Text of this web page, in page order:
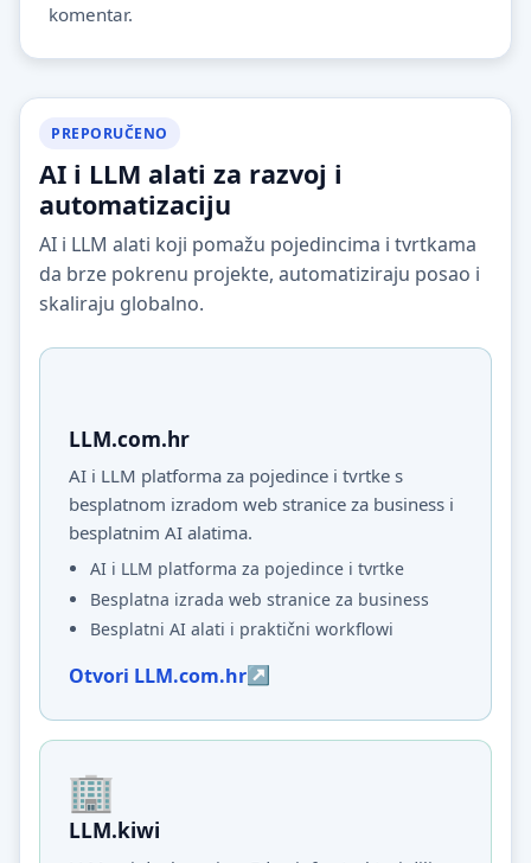
komentar.
PREPORUČENO
AI i LLM alati za razvoj i
automatizaciju
AI i LLM alati koji pomažu pojedincima i tvrtkama
da brze pokrenu projekte, automatiziraju posao i
skaliraju globalno.
LLM.com.hr
AI i LLM platforma za pojedince i tvrtke s
besplatnom izradom web stranice za business i
besplatnim AI alatima.
AI i LLM platforma za pojedince i tvrtke
Besplatna izrada web stranice za business
Besplatni AI alati i praktični workflowi
Otvori LLM.com.hr
LLM.kiwi